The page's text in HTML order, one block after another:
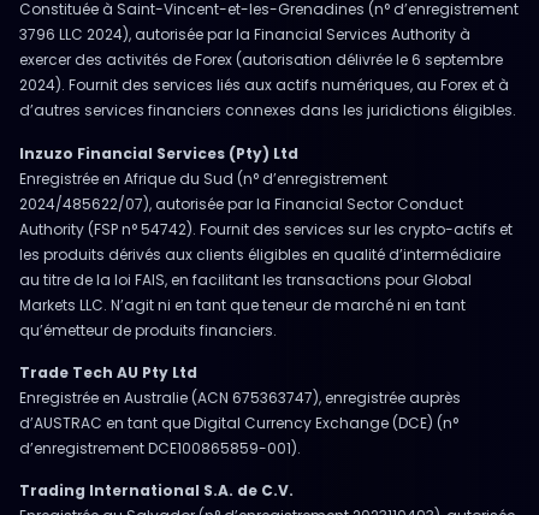
Constituée à Saint-Vincent-et-les-Grenadines (n° d’enregistrement
3796 LLC 2024), autorisée par la Financial Services Authority à
exercer des activités de Forex (autorisation délivrée le 6 septembre
2024). Fournit des services liés aux actifs numériques, au Forex et à
d’autres services financiers connexes dans les juridictions éligibles.
Inzuzo Financial Services (Pty) Ltd
Enregistrée en Afrique du Sud (n° d’enregistrement
2024/485622/07), autorisée par la Financial Sector Conduct
Authority (FSP n° 54742). Fournit des services sur les crypto-actifs et
les produits dérivés aux clients éligibles en qualité d’intermédiaire
au titre de la loi FAIS, en facilitant les transactions pour Global
Markets LLC. N’agit ni en tant que teneur de marché ni en tant
qu’émetteur de produits financiers.
Trade Tech AU Pty Ltd
Enregistrée en Australie (ACN 675363747), enregistrée auprès
d’AUSTRAC en tant que Digital Currency Exchange (DCE) (n°
d’enregistrement DCE100865859-001).
Trading International S.A. de C.V.